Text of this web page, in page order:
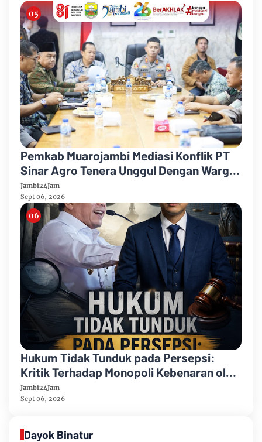
Pemkab Muarojambi Mediasi Konflik PT
Sinar Agro Tenera Unggul Dengan Warga
Sipin Teluk Duren
Jambi24Jam
Sept 06, 2026
Hukum Tidak Tunduk pada Persepsi:
Kritik Terhadap Monopoli Kebenaran oleh
Media dan Aktivis
Jambi24Jam
Sept 06, 2026
Dayok Binatur